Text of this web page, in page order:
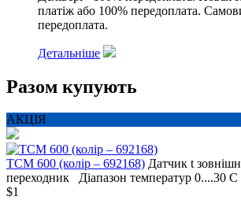
платіж або 100% передоплата.
передоплата.
Детальніше
Разом купують
АКЦІЯ
ТСМ 600 (колір – 692168) Датчик t
переходник
Діапазон температур 0....30 С
$1